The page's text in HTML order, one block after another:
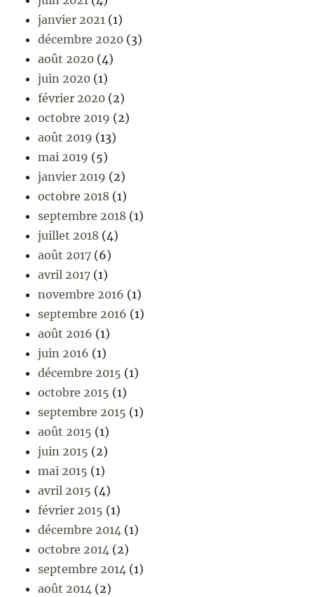
janvier 2021 (1)
décembre 2020 (3)
août 2020 (4)
juin 2020 (1)
février 2020 (2)
octobre 2019 (2)
août 2019 (13)
mai 2019 (5)
janvier 2019 (2)
octobre 2018 (1)
septembre 2018 (1)
juillet 2018 (4)
août 2017 (6)
avril 2017 (1)
novembre 2016 (1)
septembre 2016 (1)
août 2016 (1)
juin 2016 (1)
décembre 2015 (1)
octobre 2015 (1)
septembre 2015 (1)
août 2015 (1)
juin 2015 (2)
mai 2015 (1)
avril 2015 (4)
février 2015 (1)
décembre 2014 (1)
octobre 2014 (2)
septembre 2014 (1)
août 2014 (2)